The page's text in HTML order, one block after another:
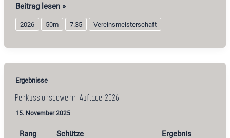
Muskete
2026
Beitrag lesen »
2026 50m 7.35 Vereinsmeisterschaft
Ergebnisse
Perkussionsgewehr-Auflage 2026
15. November 2025
Rang Schütze Ergebnis